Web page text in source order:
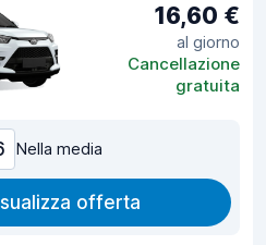
16,60 €
al giorno
Cancellazione
gratuita
Nella media
offerta